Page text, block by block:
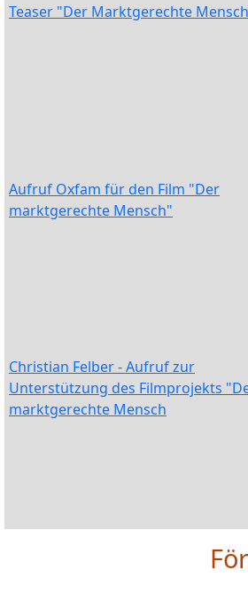
Teaser "Der Marktgerechte
Aufruf Oxfam für den Film "Der
marktgerechte Mensch"
Christian Felber - Aufruf zur
Unterstützung des Filmprojekts
marktgerechte Mensch